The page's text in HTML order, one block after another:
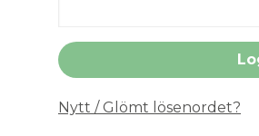
Nytt / Glömt lösenordet?